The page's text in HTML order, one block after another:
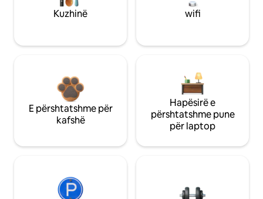
Kuzhinë wifi
E përshtatshme për
kafshë
Hapësirë e
përshtatshme pune
për laptop